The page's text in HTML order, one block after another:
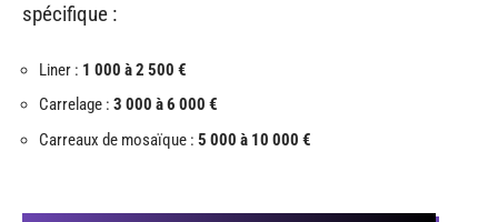
spécifique :
Liner : 1 000 à 2 500 €
Carrelage : 3 000 à 6 000 €
Carreaux de mosaïque : 5 000 à 10 000 €